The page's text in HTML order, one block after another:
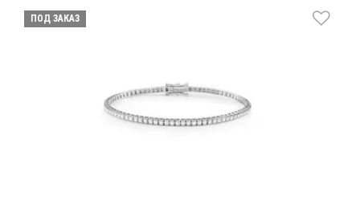
ПОД ЗАКАЗ